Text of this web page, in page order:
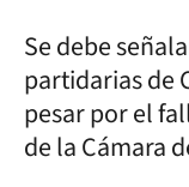
Se debe
partidarias de
pesar por el
de la Cámara